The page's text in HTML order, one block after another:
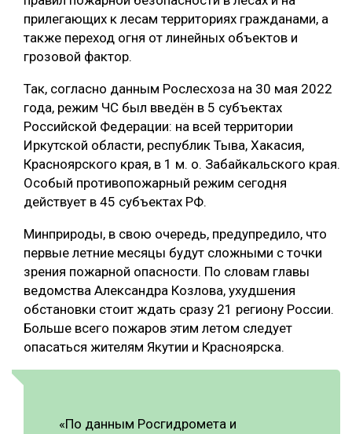
КОМПЛЕКСНАЯ ПЕРЕРАБОТКА
ЛЕСОПИЛЕНИЕ
ДЕРЕВЯННОЕ ДОМОСТРОЕНИЕ
БЕЗОПАСНОЕ ПРОИЗВОДСТВО
СОРТИРОВКА ДРЕВЕСИНЫ
СУШКА ДРЕВЕСИНЫ
МЕБЕЛЬНОЕ ПРОИЗВОДСТВО
прилегающих к лесам территориях гражданами, а
также переход огня от линейных объектов и
грозовой фактор.
Так, согласно данным Рослесхоза на 30 мая 2022
года, режим ЧС был введён в 5 субъектах
Российской Федерации: на всей территории
Иркутской области, республик Тыва, Хакасия,
Красноярского края, в 1 м. о. Забайкальского края.
Особый противопожарный режим сегодня
действует в 45 субъектах РФ.
Минприроды, в свою очередь, предупредило, что
первые летние месяцы будут сложными с точки
зрения пожарной опасности. По словам главы
ведомства Александра Козлова, ухудшения
обстановки стоит ждать сразу 21 региону России.
Больше всего пожаров этим летом следует
опасаться жителям Якутии и Красноярска.
«По данным Росгидромета и